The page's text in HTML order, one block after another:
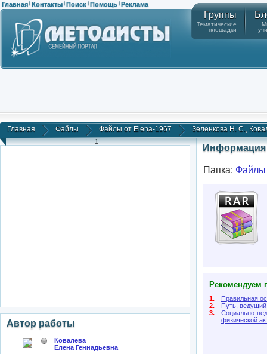
Главная | Контакты | Поиск | Помощь | Реклама
Группы
Тематические
площадки
Главная Файлы Файлы от Elena-1967 Зеленкова Н. С.,
1
Автор работы
Ковалева
Елена Геннадьевна
Информация
Папка: Файлы
Рекомендуем
1.
Правильная
2.
Путь,
3.
Социально-
физической